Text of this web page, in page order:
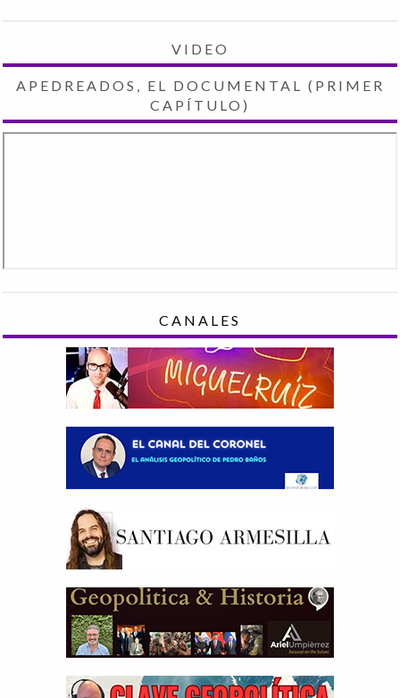
VIDEO
APEDREADOS, EL DOCUMENTAL (PRIMER
CAPÍTULO)
CANALES